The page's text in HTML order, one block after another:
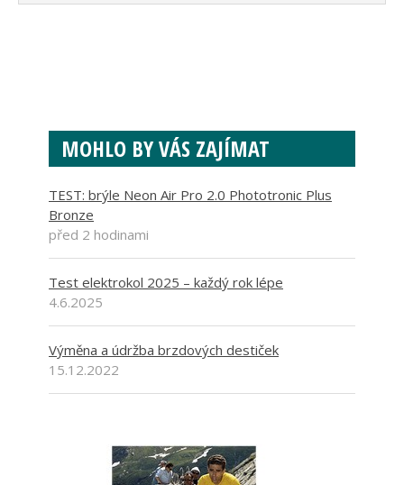
MOHLO BY VÁS ZAJÍMAT
TEST: brýle Neon Air Pro 2.0 Phototronic Plus
Bronze
před 2 hodinami
Test elektrokol 2025 – každý rok lépe
4.6.2025
Výměna a údržba brzdových destiček
15.12.2022